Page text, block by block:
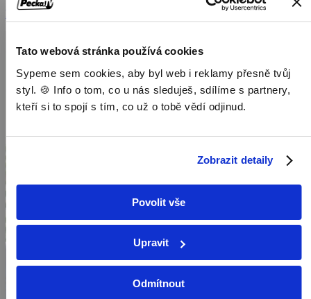
Tato webová stránka používá cookies
Sypeme sem cookies, aby byl web i reklamy přesně tvůj
styl. 🍪 Info o tom, co u nás sleduješ, sdílíme s partnery,
kteří si to spojí s tím, co už o tobě vědí odjinud.
Zobrazit detaily
Povolit vše
Upravit
Odmítnout
Dokumenty / Přírodovědné dokumenty